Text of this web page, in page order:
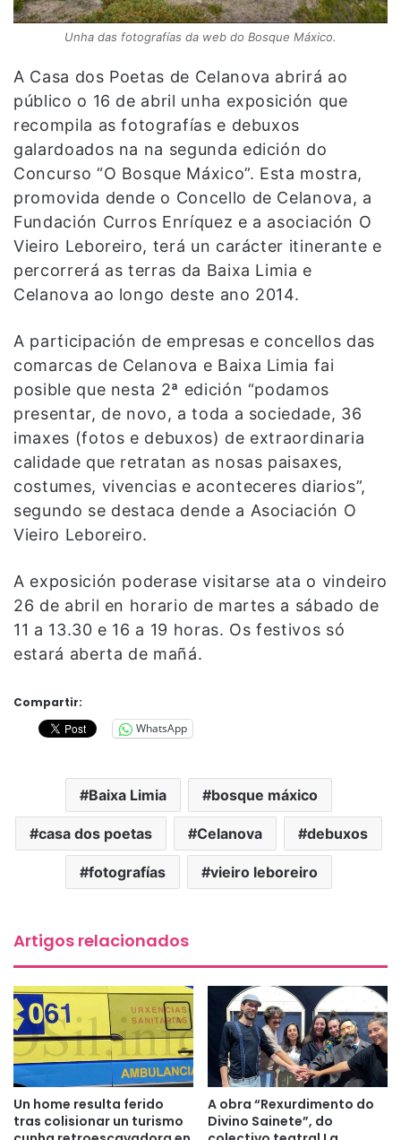
Unha das fotografías da web do Bosque Máxico.
A Casa dos Poetas de Celanova abrirá ao
público o 16 de abril unha exposición que
recompila as fotografías e debuxos
galardoados na na segunda edición do
Concurso “O Bosque Máxico”. Esta mostra,
promovida dende o Concello de Celanova, a
Fundación Curros Enríquez e a asociación O
Vieiro Leboreiro, terá un carácter itinerante e
percorrerá as terras da Baixa Limia e
Celanova ao longo deste ano 2014.
A participación de empresas e concellos das
comarcas de Celanova e Baixa Limia fai
posible que nesta 2ª edición “podamos
presentar, de novo, a toda a sociedade, 36
imaxes (fotos e debuxos) de extraordinaria
calidade que retratan as nosas paisaxes,
costumes, vivencias e aconteceres diarios”,
segundo se destaca dende a Asociación O
Vieiro Leboreiro.
A exposición poderase visitarse ata o vindeiro
26 de abril en horario de martes a sábado de
11 a 13.30 e 16 a 19 horas. Os festivos só
estará aberta de mañá.
Compartir:
WhatsApp
Baixa Limia bosque máxico
casa dos poetas Celanova debuxos
fotografías vieiro leboreiro
Artigos relacionados
Un home resulta ferido
tras colisionar un turismo
A obra “Rexurdimento do
Divino Sainete”, do